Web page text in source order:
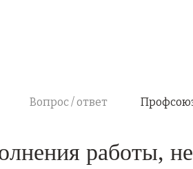
Вопрос / ответ
работы, не